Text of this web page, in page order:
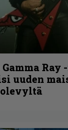
Ray
uuden